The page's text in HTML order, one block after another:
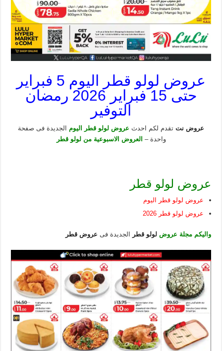
عروض لولو قطر اليوم 5 فبراير
حتى 15 فبراير 2026 رمضان
التوفير
عروض نتتقدم لكم احدث عروض لولو قطر اليوم
الجديدة فى صفحة
واحدة – العروض الاسبوعية من لولو قطر
عروض لولو قطر
عروض لولو قطر اليوم
عروض لولو قطر 2026
واليكم مجلة عروض لولو قطر الجديدة فى عروض قطر